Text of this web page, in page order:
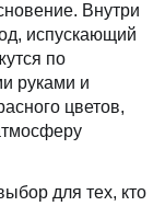
Внутри
испускающий
по
руками и
цветов,
для тех, кто